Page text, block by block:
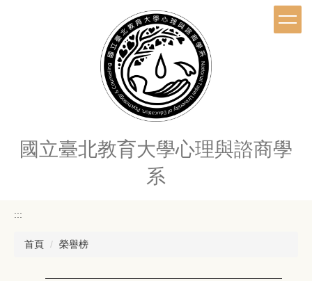
國立臺北教育大學心理與諮商學
系
:::
首頁 榮譽榜